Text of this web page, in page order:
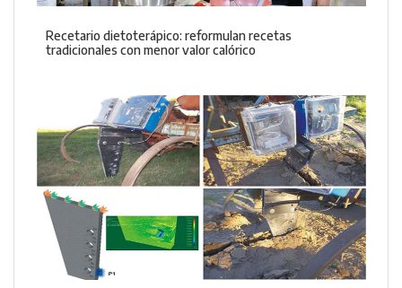
Recetario dietoterápico: reformulan recetas
tradicionales con menor valor calórico